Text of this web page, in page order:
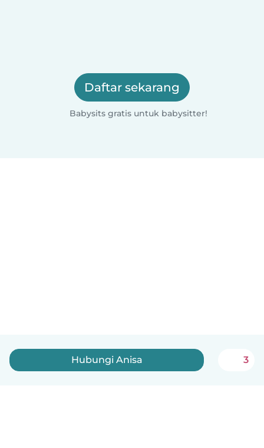
Daftar sekarang
Babysits gratis untuk babysitter!
Hubungi Anisa 3